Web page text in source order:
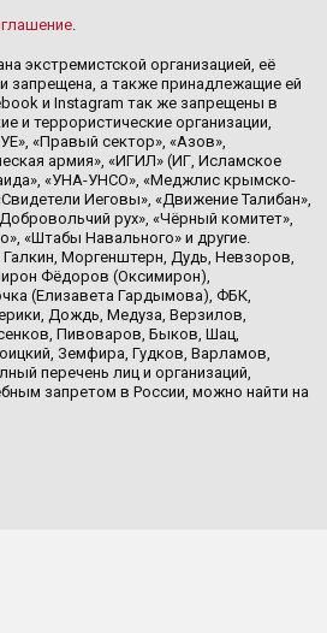
.
экстремистской организацией, её
запрещена, а также принадлежащие ей
и Instagram так же запрещены в
и террористические организации,
«Правый сектор», «Азов»,
армия», «ИГИЛ» (ИГ, Исламское
«УНА-УНСО», «Меджлис крымско-
Иеговы», «Движение Талибан»,
рух», «Чёрный комитет»,
«Штабы Навального» и другие.
Галкин, Моргенштерн, Дудь, Невзоров,
Фёдоров (Оксимирон),
(Елизавета Гардымова), ФБК,
Дождь, Медуза, Верзилов,
Пивоваров, Быков, Шац,
Земфира, Гудков, Варламов,
перечень лиц и организаций,
запретом в России, можно найти на